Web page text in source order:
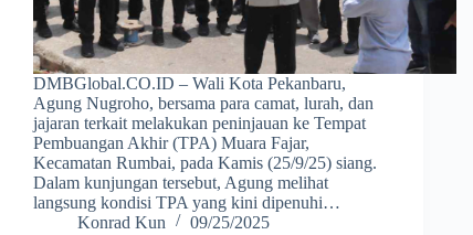
DMBGlobal.CO.ID – Wali Kota Pekanbaru,
Agung Nugroho, bersama para camat, lurah, dan
jajaran terkait melakukan peninjauan ke Tempat
Pembuangan Akhir (TPA) Muara Fajar,
Kecamatan Rumbai, pada Kamis (25/9/25) siang.
Dalam kunjungan tersebut, Agung melihat
langsung kondisi TPA yang kini dipenuhi…
Konrad Kun
09/25/2025